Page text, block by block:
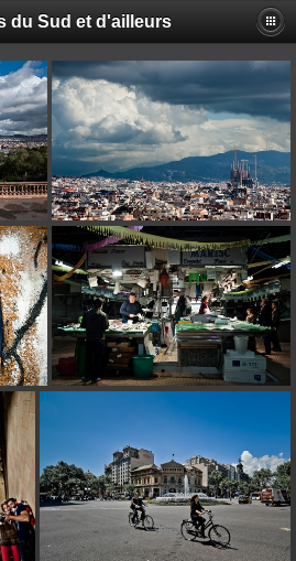
du Sud et d'ailleurs